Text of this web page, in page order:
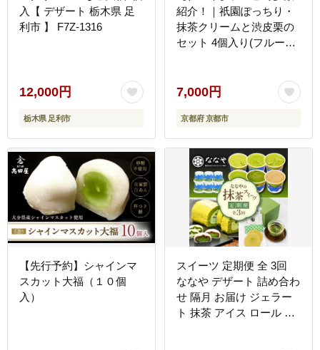
入【 デザート 栃木県 足
利市 】 F7Z-1316
12,000円
栃木県 足利市
紹介！｜祇園ぽっちり・
抹茶クリームと渋皮栗の
セット 4個入り(フルーツ
人気 おすすめ フルーツ
果物 くだもの おいしい
可愛い 抹茶 いちご あま
おう ぶどう 栗 ギフト プ
レゼント 贈答 お取り寄せ
7,000円
京都府 京都市
【先行予約】シャインマ
スカット大福（１０個
入）
スイーツ 定期便 全 3回
ななや デザート 詰め合わ
せ 隔月 お届け ジェラー
ト 抹茶 アイス ロール ケ